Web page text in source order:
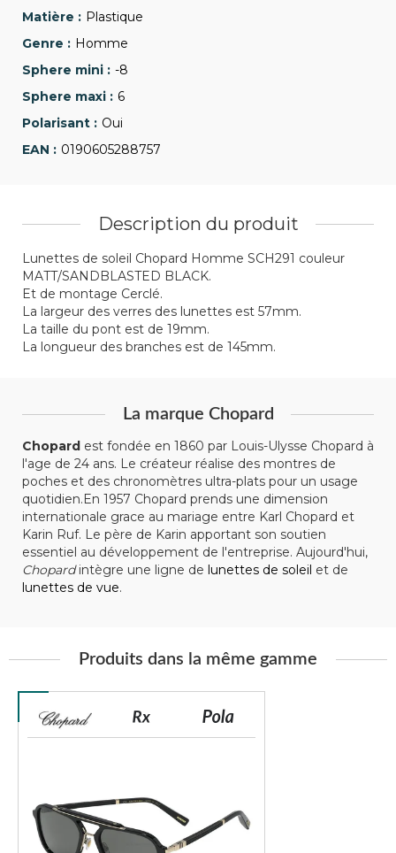
Plastique
Homme
-8
6
Oui
0190605288757
Description du produit
Lunettes de soleil Chopard Homme SCH291 couleur
MATT/SANDBLASTED BLACK.
Et de montage Cerclé.
La largeur des verres des lunettes est 57mm.
La taille du pont est de 19mm.
La longueur des branches est de 145mm.
La marque Chopard
Chopard est fondée en 1860 par Louis-Ulysse Chopard à
l'age de 24 ans. Le créateur réalise des montres de
poches et des chronomètres ultra-plats pour un usage
quotidien.En 1957 Chopard prends une dimension
internationale grace au mariage entre Karl Chopard et
Karin Ruf. Le père de Karin apportant son soutien
essentiel au développement de l'entreprise. Aujourd'hui,
Chopardintègre une ligne de lunettes de soleil et de
lunettes de vue.
Produits dans la même gamme